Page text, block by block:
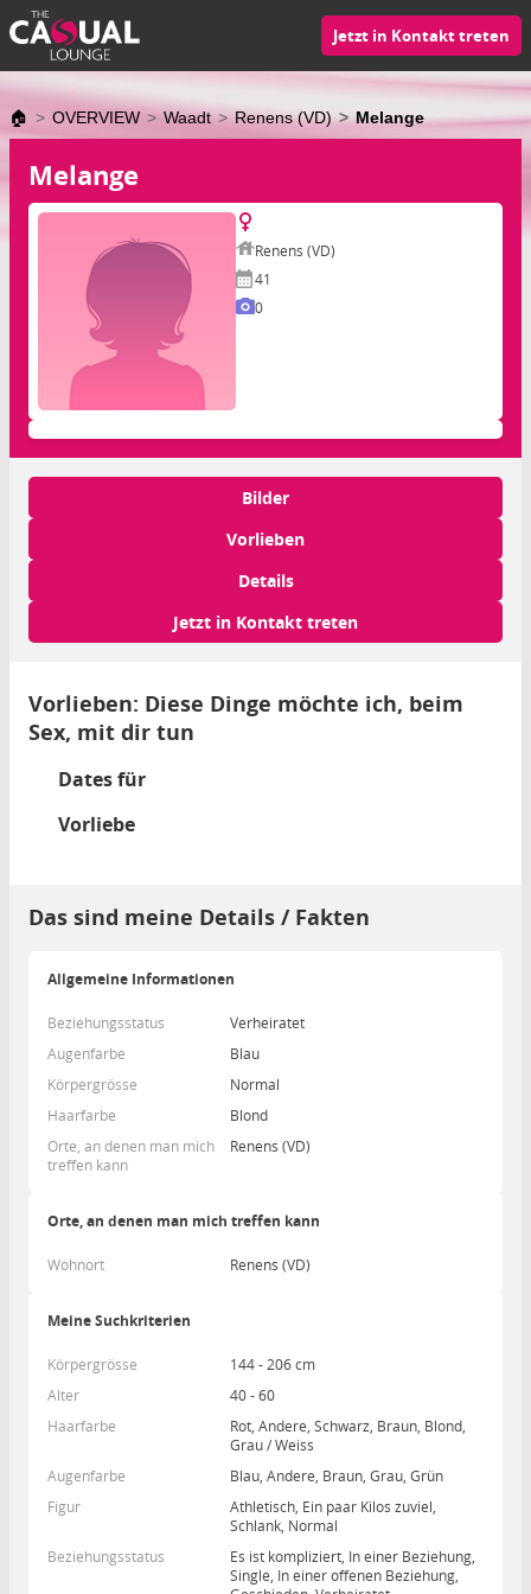
Jetzt in Kontakt treten
🏠 OVERVIEW Waadt Renens (VD) Melange
Melange
Renens (VD)
41
0
Bilder
Vorlieben
Details
Jetzt in Kontakt treten
Vorlieben: Diese Dinge möchte ich, beim
Sex, mit dir tun
Dates für
Vorliebe
Das sind meine Details / Fakten
Allgemeine Informationen
Beziehungsstatus
Verheiratet
Augenfarbe
Blau
Körpergrösse
Normal
Haarfarbe
Blond
Orte, an denen man mich
treffen kann
Renens (VD)
Orte, an denen man mich treffen kann
Wohnort Renens (VD)
Meine Suchkriterien
Körpergrösse
144 - 206 cm
Alter
40 - 60
Haarfarbe
Rot, Andere, Schwarz, Braun, Blond,
Grau / Weiss
Augenfarbe
Blau, Andere, Braun, Grau, Grün
Figur
Athletisch, Ein paar Kilos zuviel,
Schlank, Normal
Beziehungsstatus
Es ist kompliziert, In einer Beziehung,
Single, In einer offenen Beziehung,